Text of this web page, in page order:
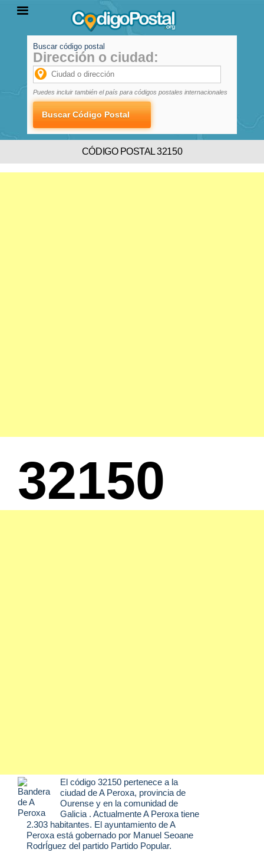
PROVINCIAS
LOCALIDADES
Buscar código postal
Dirección o ciudad:
Puedes incluir también el país para códigos postales internacionales
CÓDIGO POSTAL 32150
32150
El código 32150 pertenece a la
ciudad deA Peroxa, provincia de
Ourense y en la comunidad de
Galicia . Actualmente A Peroxa tiene
2.303 habitantes. El ayuntamiento de A
Peroxa está gobernado por Manuel Seoane
RodrÍguez del partido Partido Popular.